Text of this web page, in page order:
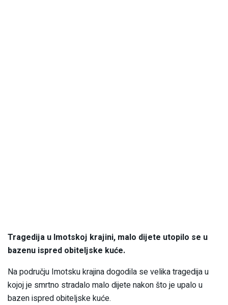
Tragedija u Imotskoj krajini, malo dijete utopilo se u
bazenu ispred obiteljske kuće.
Na području Imotsku krajina dogodila se velika tragedija u
kojoj je smrtno stradalo malo dijete nakon što je upalo u
bazen ispred obiteljske kuće.